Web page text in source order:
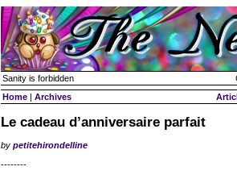
Sanity is forbidden
Home | Archives
Le cadeau d’anniversaire parfait
by petitehirondelline
--------